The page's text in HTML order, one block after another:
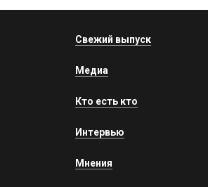
Свежий выпуск
Медиа
Кто есть кто
Интервью
Мнения